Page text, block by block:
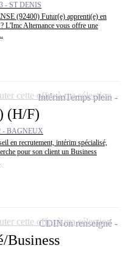
- ST DENIS
(92400) Futur(e) apprenti(e) en
L'Imc Alternance vous offre une
(H/F)
- BAGNEUX
en recrutement, intérim spécialisé,
pour son client un Business
IntérimTemps plein
cette offre à ma sélection
Business
CDINon renseigné
cette offre à ma sélection